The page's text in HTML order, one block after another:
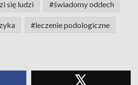
się ludzi #świadomy oddech
#leczenie podologiczne